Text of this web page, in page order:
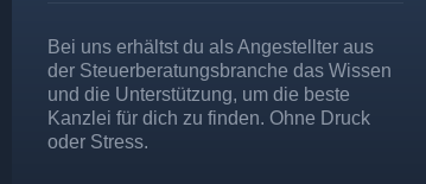
Bei uns erhältst du als Angestellter aus
der Steuerberatungsbranche das Wissen
und die Unterstützung, um die beste
Kanzlei für dich zu finden. Ohne Druck
oder Stress.